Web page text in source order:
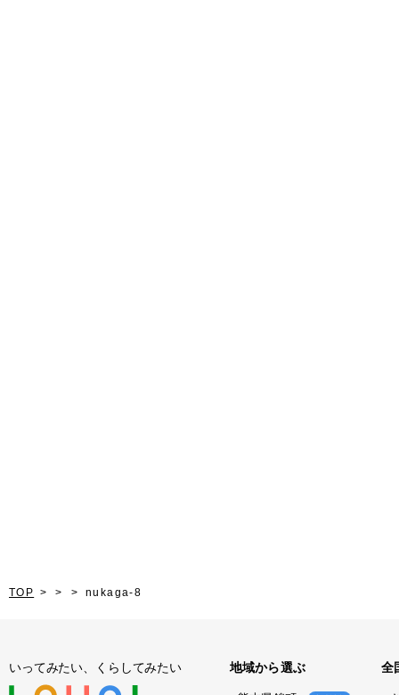
TOP nukaga-8
いってみたい、くらしてみたい 地域から選ぶ 全